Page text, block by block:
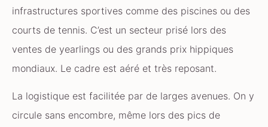
infrastructures sportives comme des piscines ou des
courts de tennis. C’est un secteur prisé lors des
ventes de yearlings ou des grands prix hippiques
mondiaux. Le cadre est aéré et très reposant.
La logistique est facilitée par de larges avenues. On y
circule sans encombre, même lors des pics de